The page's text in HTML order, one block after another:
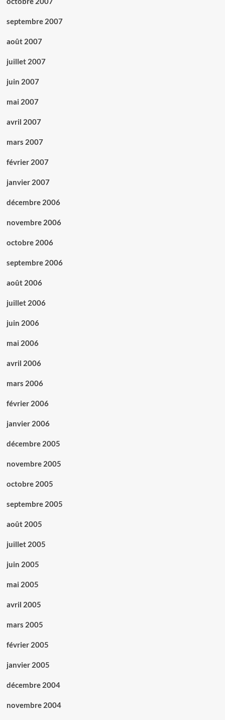
septembre 2007
août 2007
juillet 2007
juin 2007
mai 2007
avril 2007
mars 2007
février 2007
janvier 2007
décembre 2006
novembre 2006
octobre 2006
septembre 2006
août 2006
juillet 2006
juin 2006
mai 2006
avril 2006
mars 2006
février 2006
janvier 2006
décembre 2005
novembre 2005
octobre 2005
septembre 2005
août 2005
juillet 2005
juin 2005
mai 2005
avril 2005
mars 2005
février 2005
janvier 2005
décembre 2004
novembre 2004